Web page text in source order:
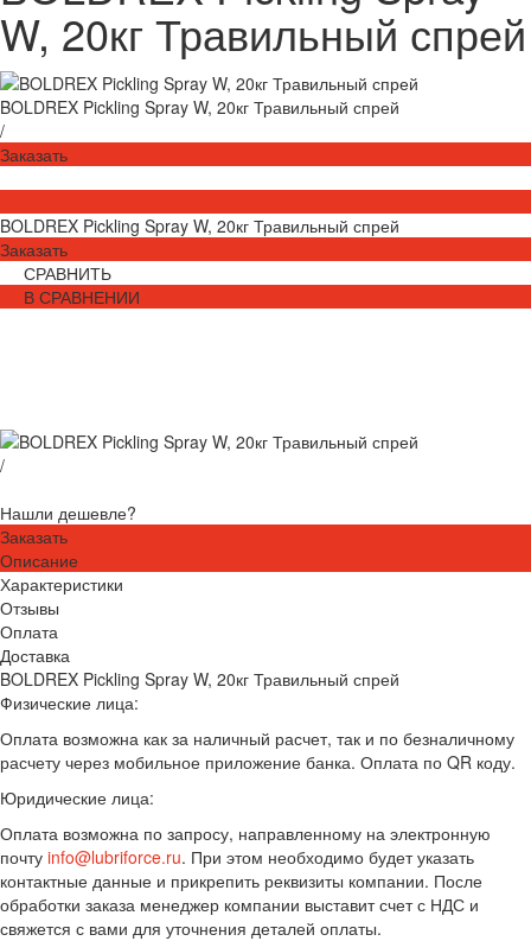
W, 20кг Травильный спрей
BOLDREX Pickling Spray W, 20кг Травильный спрей
/
Заказать
BOLDREX Pickling Spray W, 20кг Травильный спрей
Заказать
СРАВНИТЬ
В СРАВНЕНИИ
/
Нашли дешевле?
Заказать
Описание
Характеристики
Отзывы
Оплата
Доставка
BOLDREX Pickling Spray W, 20кг Травильный спрей
Физические лица:
Оплата возможна как за наличный расчет, так и по безналичному
расчету через мобильное приложение банка. Оплата по QR коду.
Юридические лица:
Оплата возможна по запросу, направленному на электронную
почту info@lubriforce.ru. При этом необходимо будет указать
контактные данные и прикрепить реквизиты компании. После
обработки заказа менеджер компании выставит счет с НДС и
свяжется с вами для уточнения деталей оплаты.